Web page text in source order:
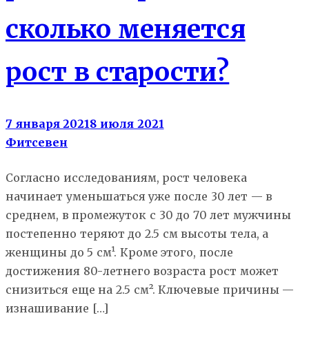
сколько меняется
рост в старости?
7 января 20218 июля 2021
Фитсевен
Согласно исследованиям, рост человека
начинает уменьшаться уже после 30 лет — в
среднем, в промежуток с 30 до 70 лет мужчины
постепенно теряют до 2.5 см высоты тела, а
женщины до 5 см¹. Кроме этого, после
достижения 80-летнего возраста рост может
снизиться еще на 2.5 см². Ключевые причины —
изнашивание […]